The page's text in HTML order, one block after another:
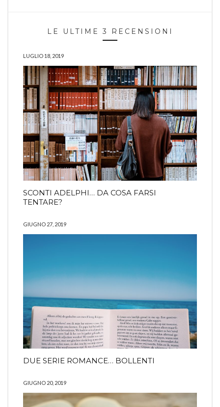
LE ULTIME 3 RECENSIONI
LUGLIO 18, 2019
SCONTI ADELPHI… DA COSA FARSI
TENTARE?
GIUGNO 27, 2019
DUE SERIE ROMANCE… BOLLENTI
GIUGNO 20, 2019